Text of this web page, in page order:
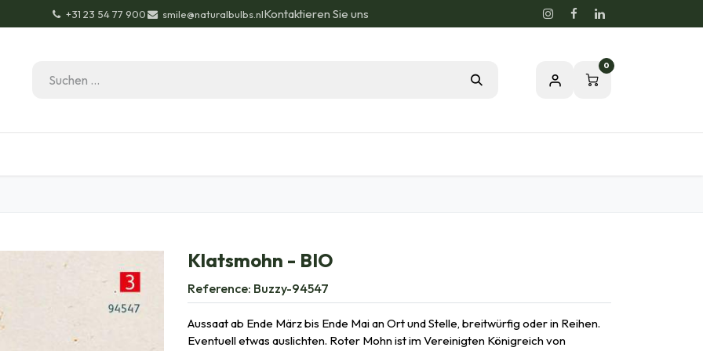
+31 23 54 77 900 smile@naturalbulbs.nlKontaktieren Sie uns
0
Klatsmohn - BIO
Reference: Buzzy-94547
Aussaat ab Ende März bis Ende Mai an Ort und Stelle, breitwürfig oder in Reihen.
Eventuell etwas auslichten. Roter Mohn ist im Vereinigten Königreich von